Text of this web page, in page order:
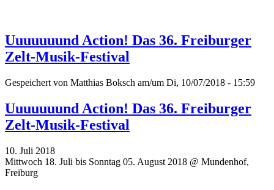
Uuuuuuund Action! Das 36. Freiburger
Zelt-Musik-Festival
Gespeichert von Matthias Boksch am/um Di, 10/07/2018 - 15:59
Uuuuuuund Action! Das 36. Freiburger
Zelt-Musik-Festival
10. Juli 2018
Mittwoch 18. Juli bis Sonntag 05. August 2018 @ Mundenhof,
Freiburg